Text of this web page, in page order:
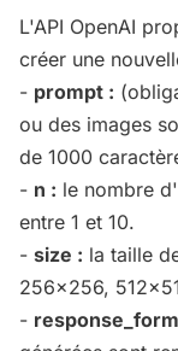
L'API OpenAI
créer une
- prompt :
ou des images
de 1000
- n : le nombre
entre 1 et 10.
- size : la taille
256x256,
-